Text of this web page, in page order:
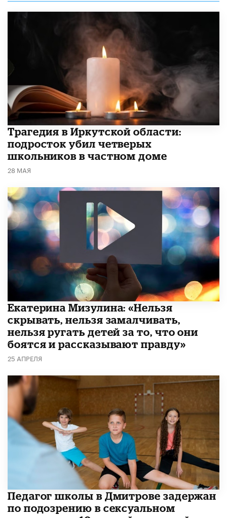
Трагедия в Иркутской области:
подросток убил четверых
школьников в частном доме
28 МАЯ
Екатерина Мизулина: «Нельзя
скрывать, нельзя замалчивать,
нельзя ругать детей за то, что они
боятся и рассказывают правду»
25 АПРЕЛЯ
Педагог школы в Дмитрове задержан
по подозрению в сексуальном